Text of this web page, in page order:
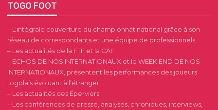
TOGO FOOT
– L’intégrale couverture du championnat national grâce à son
réseau de correspondants et une équipe de professionnels,
– Les actualités de la FTF et la CAF
– ECHOS DE NOS INTERNATIONAUX et le WEEK END DE NOS
INTERNATIONAUX, présentent les performances des joueurs
togolais évoluant à l’étranger,
– Les actualités des Éperviers
– Les conférences de presse, analyses, chroniques, interviews,